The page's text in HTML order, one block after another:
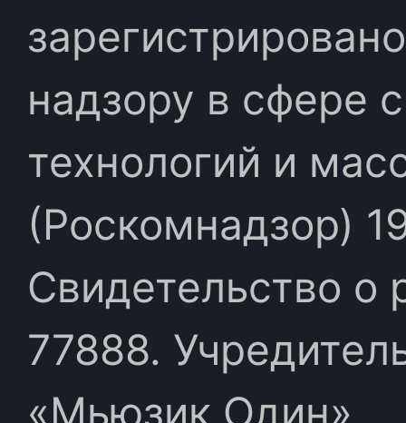
надзору в сфере
технологий и
(Роскомнадзор)
Свидетельство
77888.
«Мьюзик Один»